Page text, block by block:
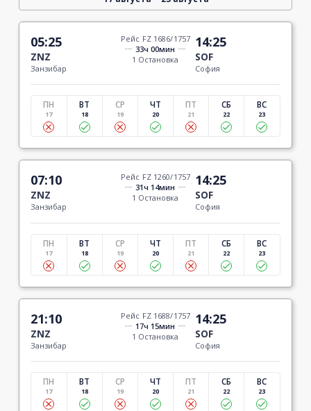
05:25
ZNZ
Занзибар
Рейс FZ 1686/1757
33ч 00мин
1 Остановка
14:25
SOF
София
ПН
17
ВТ
18
СР
19
ЧТ
20
ПТ
21
СБ
22
ВС
23
07:10
ZNZ
Занзибар
Рейс FZ 1260/1757
31ч 14мин
1 Остановка
14:25
SOF
София
ПН
17
ВТ
18
СР
19
ЧТ
20
ПТ
21
СБ
22
ВС
23
21:10
ZNZ
Занзибар
Рейс FZ 1688/1757
17ч 15мин
1 Остановка
14:25
SOF
София
ПН
17
ВТ
18
СР
19
ЧТ
20
ПТ
21
СБ
22
ВС
23